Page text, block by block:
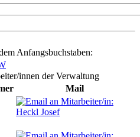
Anfangsbuchstaben:
innen der Verwaltung
Mail